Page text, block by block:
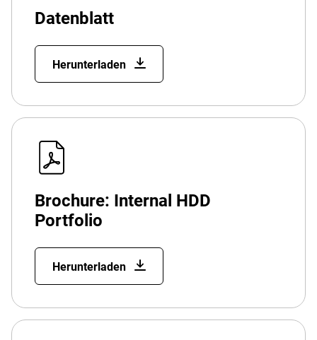
Datenblatt
Herunterladen
Brochure: Internal HDD
Portfolio
Herunterladen